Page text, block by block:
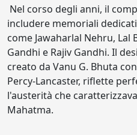
Nel corso degli anni, il
includere memoriali
come Jawaharlal Nehru, Lal
Gandhi e Rajiv Gandhi. Il
creato da Vanu G. Bhuta
Percy-Lancaster, riflette
l'austerità che
Mahatma.